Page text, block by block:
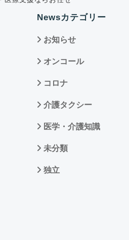
Newsカテゴリー
お知らせ
オンコール
コロナ
介護タクシー
医学・介護知識
未分類
独立